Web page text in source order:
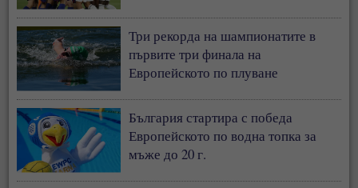
Три рекорда на шампионатите в
първите три финала на
Европейското по плуване
България стартира с победа
Европейското по водна топка за
мъже до 20 г.